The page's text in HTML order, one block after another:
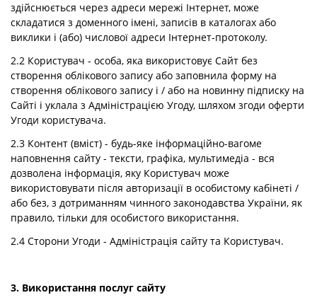
здійснюється через адреси мережі Інтернет, може
складатися з доменного імені, записів в каталогах або
виклики і (або) числової адреси Інтернет-протоколу.
2.2 Користувач - особа, яка використовує Сайт без
створення облікового запису або заповнила форму на
створення облікового запису і / або на новинну підписку на
Сайті і уклала з Адміністрацією Угоду, шляхом згоди оферти
Угоди користувача.
2.3 Контент (вміст) - будь-яке інформаційно-вагоме
наповнення сайту - тексти, графіка, мультимедіа - вся
дозволена інформація, яку Користувач може
використовувати після авторизації в особистому кабінеті /
або без, з дотриманням чинного законодавства України, як
правило, тільки для особистого використання.
2.4 Сторони Угоди - Адміністрація сайту та Користувач.
3. Використання послуг сайту